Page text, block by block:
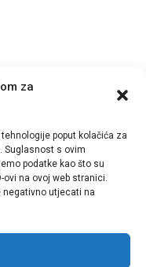
za
poput kolačića za
Suglasnost s ovim
podatke kao što su
ovi na ovoj web stranici.
negativno utjecati na
2022.
GYM ZAPAD – ZAGREB